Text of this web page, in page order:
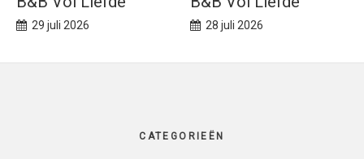
29 juli 2026 28 juli 2026
CATEGORIEËN